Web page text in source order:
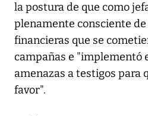
la postura de que como
plenamente consciente
financieras que se
campañas e "implementó
amenazas a testigos para
favor".